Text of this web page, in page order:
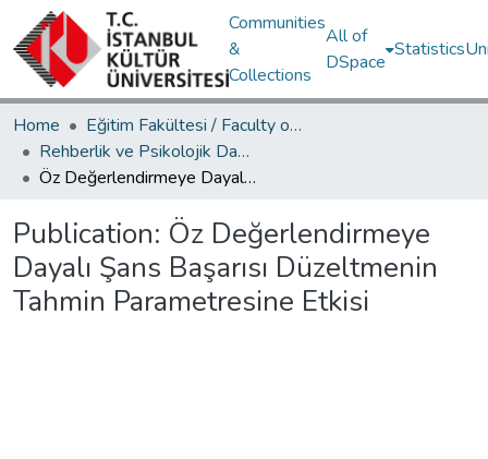
Communities
&
Collections
All of
DSpace
Statistics
Home
Eğitim Fakültesi / Faculty of Education
Rehberlik ve Psikolojik Danışmanlık Bölümü / Department of Psychological Counseling and Guidance
Öz Değerlendirmeye Dayalı Şans Başarısı Düzeltmenin Tahmin Parametresine Etkisi
Publication: Öz Değerlendirmeye
Dayalı Şans Başarısı Düzeltmenin
Tahmin Parametresine Etkisi